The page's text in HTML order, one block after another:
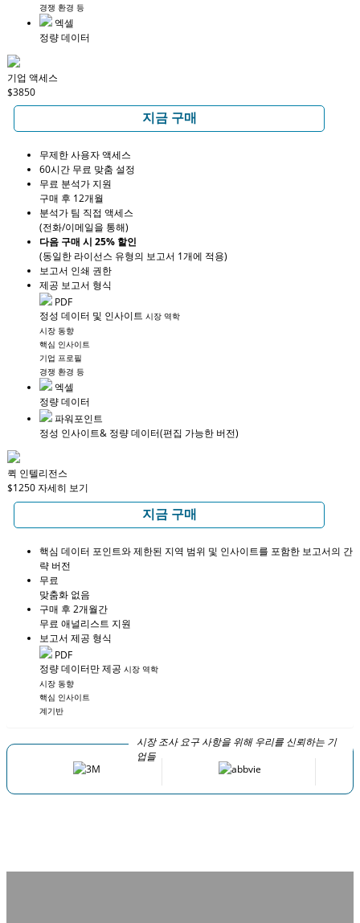
경쟁 환경 등
엑셀
정량 데이터
기업 액세스
$3850
지금 구매
무제한 사용자 액세스
60시간 무료 맞춤 설정
무료 분석가 지원
구매 후 12개월
분석가 팀 직접 액세스
(전화/이메일을 통해)
다음 구매 시 25% 할인
(동일한 라이선스 유형의 보고서 1개에 적용)
보고서 인쇄 권한
제공 보고서 형식
PDF
정성 데이터 및 인사이트 시장 역학
시장 동향
핵심 인사이트
기업 프로필
경쟁 환경 등
엑셀
정량 데이터
파워포인트
정성 인사이트& 정량 데이터(편집 가능한 버전)
퀵 인텔리전스
$1250자세히 보기
지금 구매
핵심 데이터 포인트와 제한된 지역 범위 및 인사이트를 포함한 보고서의 간
략 버전
무료
맞춤화 없음
구매 후 2개월간
무료 애널리스트 지원
보고서 제공 형식
PDF
정량 데이터만 제공 시장 역학
시장 동향
핵심 인사이트
계기반
시장 조사 요구 사항을 위해 우리를 신뢰하는 기
업들